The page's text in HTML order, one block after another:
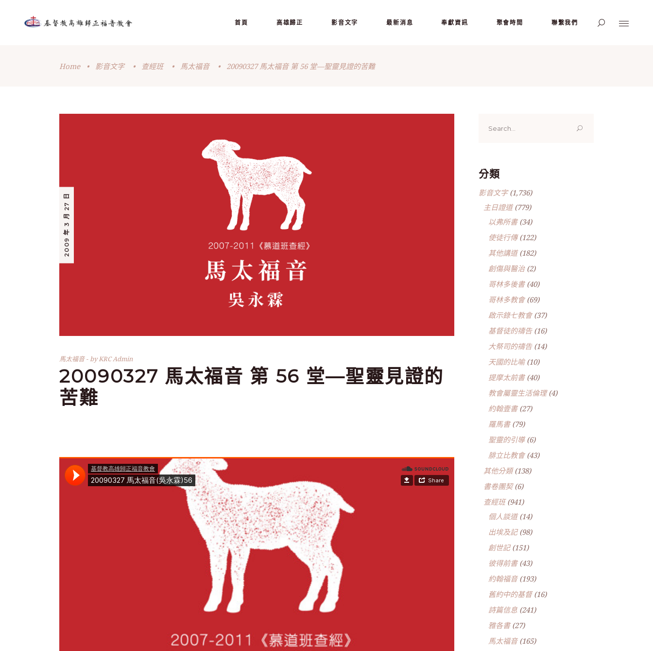
首頁 高雄歸正 影音文字 最新消息 奉獻資訊 聚會時間 聯繫我們
Home • 影音文字 • 查經班 • 馬太福音 • 20090327 馬太福音 第 56 堂—聖靈見證的苦難
2009 年 3 月 27 日
馬太福音 byKRC Admin
20090327 馬太福音 第 56 堂—聖靈見證的
苦難
for:
分類
影音文字(1,736)
主日證道(779)
以弗所書(34)
使徒行傳(122)
其他講道(182)
創傷與醫治(2)
哥林多後書(40)
哥林多教會(69)
啟示錄七教會(37)
基督徒的禱告(16)
大祭司的禱告(14)
天國的比喻(10)
提摩太前書(40)
教會屬靈生活倫理(4)
約翰壹書(27)
羅馬書(79)
聖靈的引導(6)
腓立比教會(43)
其他分類(138)
書卷團契(6)
查經班(941)
個人談道(14)
出埃及記(98)
創世記(151)
彼得前書(43)
約翰福音(193)
舊約中的基督(16)
詩篇信息(241)
雅各書(27)
馬太福音(165)